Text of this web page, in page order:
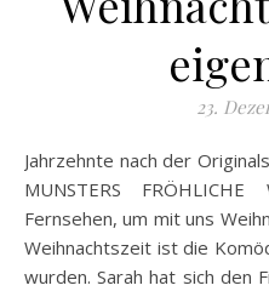
23.
Jahrzehnte nach der Originalserie, kehren die Munsters mit
MUNSTERS
Fernsehen, um mit uns
Weihnachtszeit ist die
wurden. Sarah hat sich den